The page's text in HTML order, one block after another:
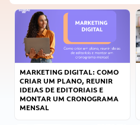
MARKETING DIGITAL: COMO
CRIAR UM PLANO, REUNIR
IDEIAS DE EDITORIAIS E
MONTAR UM CRONOGRAMA
MENSAL